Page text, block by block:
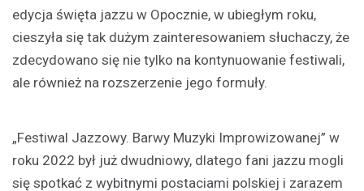
edycja święta jazzu w Opocznie, w ubiegłym roku,
cieszyła się tak dużym zainteresowaniem słuchaczy, że
zdecydowano się nie tylko na kontynuowanie festiwali,
ale również na rozszerzenie jego formuły.
„Festiwal Jazzowy. Barwy Muzyki Improwizowanej” w
roku 2022 był już dwudniowy, dlatego fani jazzu mogli
się spotkać z wybitnymi postaciami polskiej i zarazem